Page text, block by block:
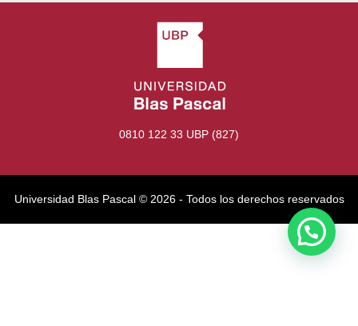
0810 122 33 UBP (827)
Universidad Blas Pascal ©️ 2026 - Todos los derechos reservados